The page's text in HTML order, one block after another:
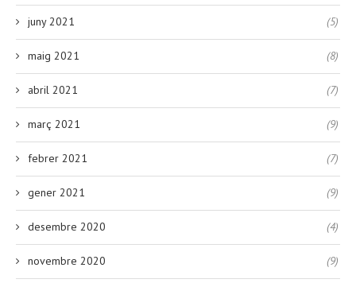
juny 2021 (5)
maig 2021 (8)
abril 2021 (7)
març 2021 (9)
febrer 2021 (7)
gener 2021 (9)
desembre 2020 (4)
novembre 2020 (9)